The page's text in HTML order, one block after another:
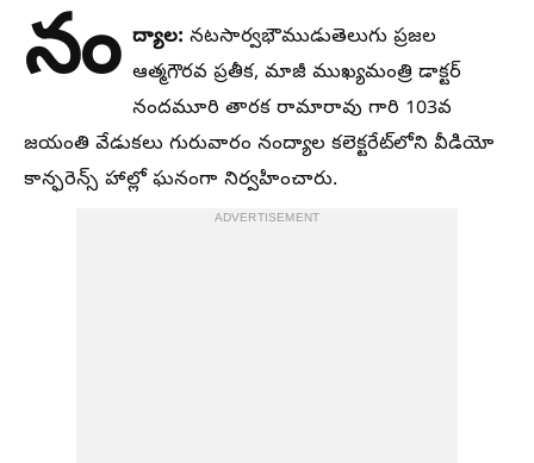
నం ద్యాల: నటసార్వభౌముడుతెలుగు ప్రజల
ఆత్మగౌరవ ప్రతీక, మాజీ ముఖ్యమంత్రి డాక్టర్
నందమూరి తారక రామారావు గారి 103వ
జయంతి వేడుకలు గురువారం నంద్యాల కలెక్టరేట్‌లోని వీడియో
కాన్ఫరెన్స్ హాల్లో ఘనంగా నిర్వహించారు.
ADVERTISEMENT